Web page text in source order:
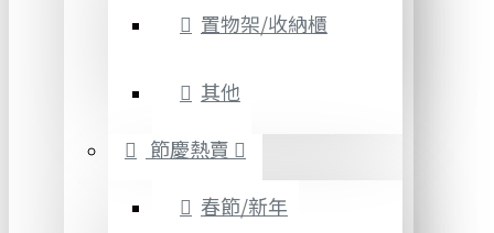
置物架/收納櫃
其他
節慶熱賣
春節/新年